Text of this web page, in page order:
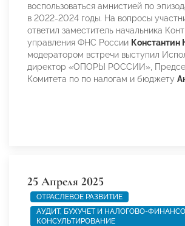
воспользоваться амнистией по
в 2022-2024 годы. На вопросы
ответил заместитель начальника
управления ФНС России Константин
модератором встречи выступил
директор «ОПОРЫ РОССИИ»,
Комитета по по налогам и бюджету
25 Апреля 2025
ОТРАСЛЕВОЕ РАЗВИТИЕ
АУДИТ, БУХУЧЕТ И НАЛОГОВО-
КОНСУЛЬТИРОВАНИЕ